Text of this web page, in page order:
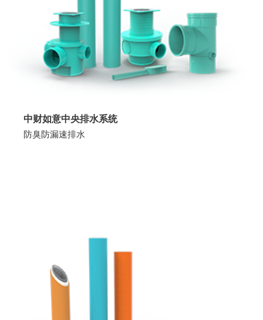
中财如意中央排水系统
防臭防漏速排水